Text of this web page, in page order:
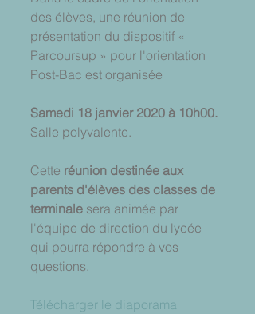
des élèves, une réunion de
présentation du dispositif «
Parcoursup » pour l'orientation
Post-Bac est organisée
Samedi 18 janvier 2020 à 10h00.
Salle polyvalente.
Cette réunion destinée aux
parents d'élèves des classes de
terminale sera animée par
l'équipe de direction du lycée
qui pourra répondre à vos
questions.
Télécharger le diaporama